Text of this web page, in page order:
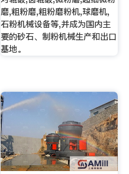
磨,粗粉磨,粗粉磨粉机,球磨机,
石粉机械设备等,并成为国内主
要的砂石、制粉机械生产和出口
基地。